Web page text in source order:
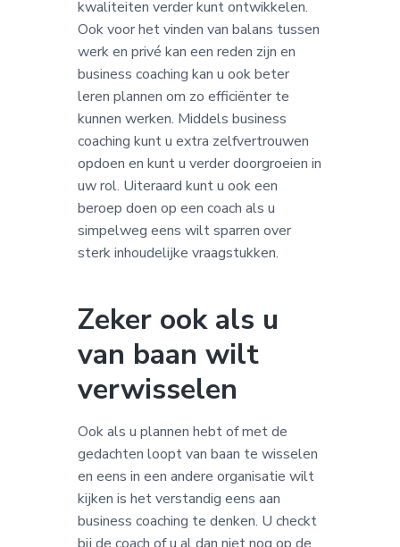
kwaliteiten verder kunt ontwikkelen.
Ook voor het vinden van balans tussen
werk en privé kan een reden zijn en
business coaching kan u ook beter
leren plannen om zo efficiënter te
kunnen werken. Middels business
coaching kunt u extra zelfvertrouwen
opdoen en kunt u verder doorgroeien in
uw rol. Uiteraard kunt u ook een
beroep doen op een coach als u
simpelweg eens wilt sparren over
sterk inhoudelijke vraagstukken.
Zeker ook als u
van baan wilt
verwisselen
Ook als u plannen hebt of met de
gedachten loopt van baan te wisselen
en eens in een andere organisatie wilt
kijken is het verstandig eens aan
business coaching te denken. U checkt